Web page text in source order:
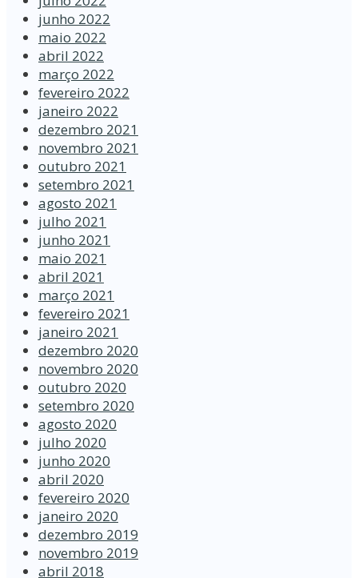
junho 2022
maio 2022
abril 2022
março 2022
fevereiro 2022
janeiro 2022
dezembro 2021
novembro 2021
outubro 2021
setembro 2021
agosto 2021
julho 2021
junho 2021
maio 2021
abril 2021
março 2021
fevereiro 2021
janeiro 2021
dezembro 2020
novembro 2020
outubro 2020
setembro 2020
agosto 2020
julho 2020
junho 2020
abril 2020
fevereiro 2020
janeiro 2020
dezembro 2019
novembro 2019
abril 2018